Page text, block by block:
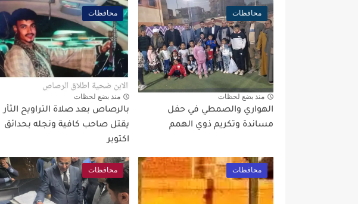
محافظات
منذ بضع لحظات
الهواري والصمطي في حفل
مساندة وتكريم ذوي الهمم
محافظات
منذ بضع لحظات
بالرصاص بعد صلاة التراويح الثأر
يقتل صاحب كافية ونجله بحدائق
اكتوبر
محافظات محافظات